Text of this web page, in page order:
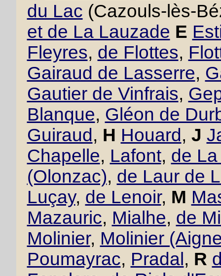
du Lac (Cazouls-lès-
et de La Lauzade E
Fleyres, de Flottes,
Gairaud de Lasserre,
Gautier de Vinfrais,
Blanque, Gléon de
Guiraud , H Houard , J
Chapelle, Lafont, de
(Olonzac), de Laur de
Luçay, de Lenoir, M
Mazauric, Mialhe, de
Molinier, Molinier
Poumayrac, Pradal , R